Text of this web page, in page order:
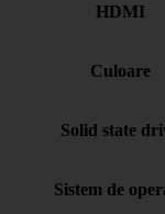
HDMI
Culoare
Solid state
Sistem de